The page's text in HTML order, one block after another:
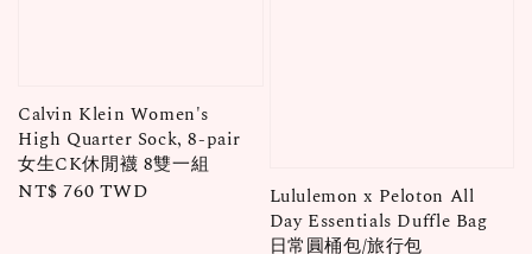
Calvin Klein Women's
High Quarter Sock, 8-pair
女生CK休閒襪 8雙一組
Regular
NT$ 760 TWD
Lululemon x Peloton All
Day Essentials Duffle Bag
日常圓桶包/旅行包